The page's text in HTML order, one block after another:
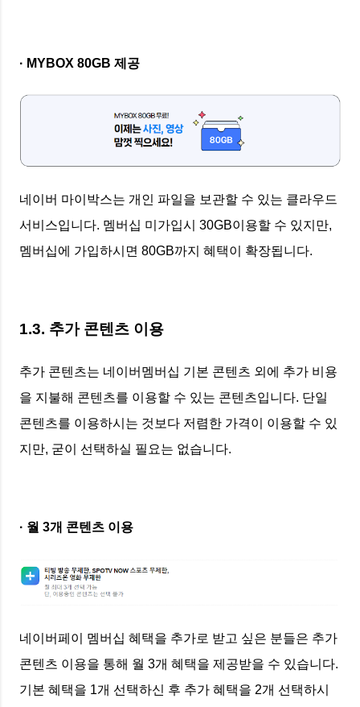
· MYBOX 80GB 제공
네이버 마이박스는 개인 파일을 보관할 수 있는 클라우드
서비스입니다. 멤버십 미가입시 30GB이용할 수 있지만,
멤버십에 가입하시면 80GB까지 혜택이 확장됩니다.
1.3. 추가 콘텐츠 이용
추가 콘텐츠는 네이버멤버십 기본 콘텐츠 외에 추가 비용
을 지불해 콘텐츠를 이용할 수 있는 콘텐츠입니다. 단일
콘텐츠를 이용하시는 것보다 저렴한 가격이 이용할 수 있
지만, 굳이 선택하실 필요는 없습니다.
· 월 3개 콘텐츠 이용
네이버페이 멤버십 혜택을 추가로 받고 싶은 분들은 추가
콘텐츠 이용을 통해 월 3개 혜택을 제공받을 수 있습니다.
기본 혜택을 1개 선택하신 후 추가 혜택을 2개 선택하시